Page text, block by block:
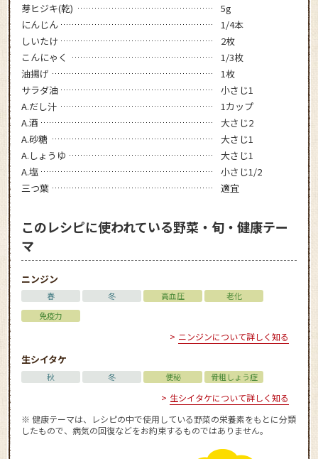
芽ヒジキ(乾)
5g
にんじん
1/4本
しいたけ
2枚
こんにゃく
1/3枚
油揚げ
1枚
サラダ油
小さじ1
A.だし汁
1カップ
A.酒
大さじ2
A.砂糖
大さじ1
A.しょうゆ
大さじ1
A.塩
小さじ1/2
三つ葉
適宜
このレシピに使われている野菜・旬・健康テー
マ
ニンジン
春 冬 高血圧
老化
免疫力
ニンジンについて詳しく知る
生シイタケ
秋 冬 便秘 骨粗しょう症
生シイタケについて詳しく知る
※ 健康テーマは、レシピの中で使用している野菜の栄養素をもとに分類
したもので、病気の回復などをお約束するものではありません。